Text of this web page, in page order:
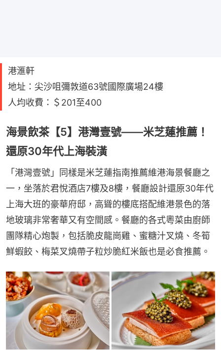
港滙軒
地址：尖沙咀彌敦道63號國際廣場24樓
人均收費：＄201至400
海景飲茶【5】港灣壹號——米芝蓮推薦！
還原30年代上海裝潢
「港灣壹號」同樣是米芝蓮指南推薦維港海景餐廳之
一，坐落於君悅酒店7樓及8樓，餐廳設計還原30年代
上海大班的豪華府邸，高聳的樓底搭配維港景色的落
地玻璃非常奢華又有空間感。餐廳的各式粵菜由廚師
團隊精心炮製，包括脆皮龍崗雞、蜜糖汁叉燒、冬筍
鮮蝦餃、梅菜叉燒帶子粒炒脆紅米飯也是必食推薦。